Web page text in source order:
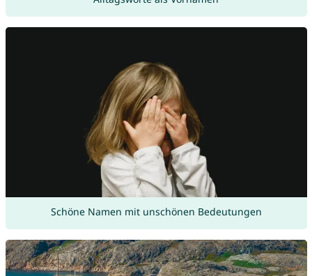
Schöne Namen mit unschönen Bedeutungen